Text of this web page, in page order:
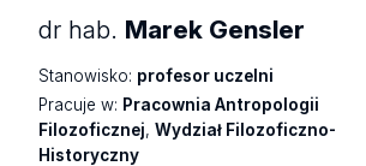
dr hab. Marek Gensler
Stanowisko: profesor uczelni
Pracuje w: Pracownia Antropologii
Filozoficznej,Wydział Filozoficzno-
Historyczny